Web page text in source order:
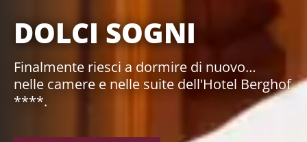
DOLCI SOGNI
Finalmente riesci a dormire di nuovo…
nelle camere e nelle suite dell'Hotel Berghof
****.